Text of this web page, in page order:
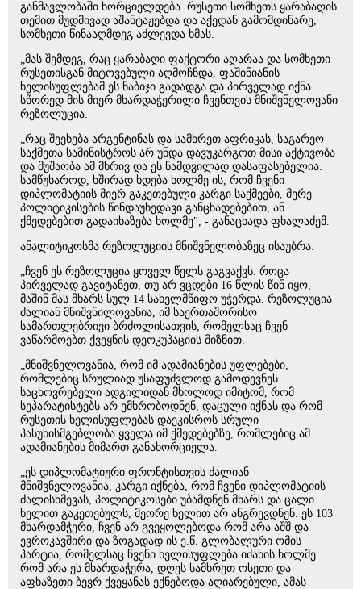
განმავლობაში ხორციელდება. რუსეთი სომხეთს ყარაბაღის
თემით მუდმივად აშანტაჟებდა და აქედან გამომდინარე,
სომხეთი წინააღმდეგ აძლევდა ხმას.
„მას შემდეგ, რაც ყარაბაღი ფაქტორი აღარაა და სომხეთი
რუსეთისგან მიტოვებული აღმოჩნდა, ფაშინიანის
ხელისუფლებამ ეს ნაბიჯი გადადგა და პირველად იქნა
სწორედ მის მიერ მხარდაჭერილი ჩვენთვის მნიშვნელოვანი
რეზოლუცია.
„რაც შეეხება არგენტინას და სამხრეთ აფრიკას, საგარეო
საქმეთა სამინისტროს არ უნდა დავუკარგოთ მისი აქტივობა
და მუშაობა ამ მხრივ და ეს ნამდვილად დასაფასებელია.
სამწუხაროდ, ხშირად ხდება ხოლმე ის, რომ ჩვენი
დიპლომატიის მიერ გაკეთებული კარგი საქმეები, მერე
პოლიტიკისების წინდაუხედავი განცხადებებით, ან
ქმედებებით გადაიხაზება ხოლმე", - განაცხადა ფხალაძემ.
ანალიტიკოსმა რეზოლუციის მნიშვნელობაზეც ისაუბრა.
„ჩვენ ეს რეზოლუცია ყოველ წელს გაგვაქვს. როცა
პირველად გავიტანეთ, თუ არ ვცდები 16 წლის წინ იყო,
მაშინ მას მხარს სულ 14 სახელმწიფო უჭერდა. რეზოლუცია
ძალიან მნიშვნილოვანია, იმ საერთაშორისო
სამართლებრივი ბრძოლისათვის, რომელსაც ჩვენ
ვაწარმოებთ ქვეყნის დეოკუპაციის მიზნით.
„მნიშვნელოვანია, რომ იმ ადამიანების უფლებები,
რომლებიც სრულიად უსაფუძვლოდ გამოდევნეს
საცხოვრებელი ადგილიდან მხოლოდ იმიტომ, რომ
სეპარატისტებს არ ემხრობოდნენ, დაცული იქნას და რომ
რუსეთის ხელისუფლებას დაეკისროს სრული
პასუხისმგებლობა ყველა იმ ქმედებებზე, რომლებიც ამ
ადამიანების მიმართ განახორციელა.
„ეს დიპლომატიური ფრონტისთვის ძალიან
მნიშვნელოვანია, კარგი იქნება, რომ ჩვენი დიპლომატიის
ძალისხმევას, პოლიტიკოსები უბამდნენ მხარს და ცალი
ხელით გაკეთებულს, მეორე ხელით არ ანგრევდნენ. ეს 103
მხარდამჭერი, ჩვენ არ გვეყოლებოდა რომ არა აშშ და
ევროკავშირი და ზოგადად ის ე.წ. გლობალური ომის
პარტია, რომელსაც ჩვენი ხელისუფლება იძახის ხოლმე.
რომ არა ეს მხარდაჭერა, დღეს სამხრეთ ოსეთი და
აფხაზეთი ბევრ ქვეყანას ექნებოდა აღიარებული, ამას